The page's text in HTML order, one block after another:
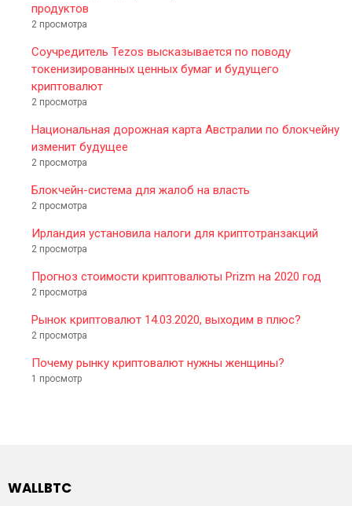
продуктов
2 просмотра
Соучредитель Tezos высказывается по поводу
токенизированных ценных бумаг и будущего
криптовалют
2 просмотра
Национальная дорожная карта Австралии по блокчейну
изменит будущее
2 просмотра
Блокчейн-система для жалоб на власть
2 просмотра
Ирландия установила налоги для криптотранзакций
2 просмотра
Прогноз стоимости криптовалюты Prizm на 2020 год
2 просмотра
Рынок криптовалют 14.03.2020, выходим в плюс?
2 просмотра
Почему рынку криптовалют нужны женщины?
1 просмотр
WALLBTC